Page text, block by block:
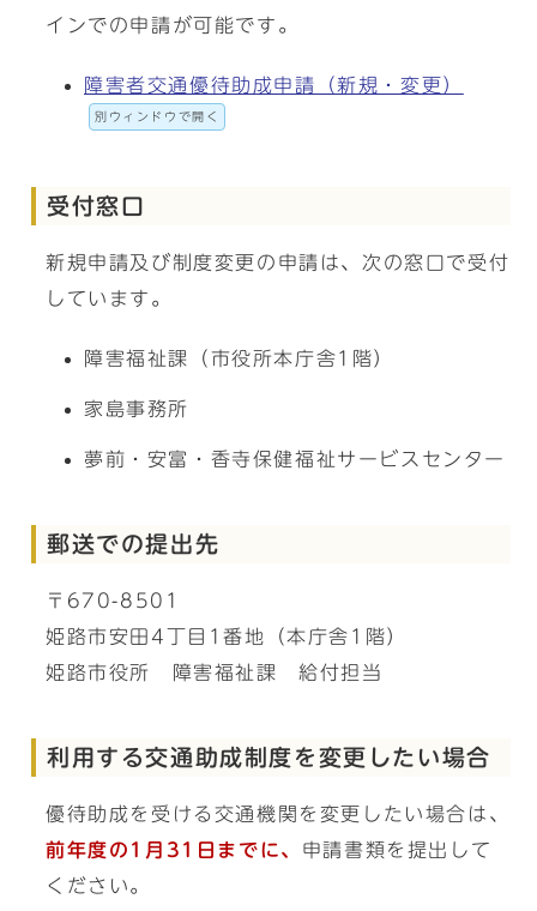
インでの申請が可能です。
障害者交通優待助成申請（新規・変更）
別ウィンドウで開く
受付窓口
新規申請及び制度変更の申請は、次の窓口で受付
しています。
障害福祉課（市役所本庁舎1階）
家島事務所
夢前・安富・香寺保健福祉サービスセンター
郵送での提出先
〒670-8501
姫路市安田4丁目1番地（本庁舎1階）
姫路市役所 障害福祉課 給付担当
利用する交通助成制度を変更したい場合
優待助成を受ける交通機関を変更したい場合は、
前年度の1月31日までに、 申請書類を提出して
ください。